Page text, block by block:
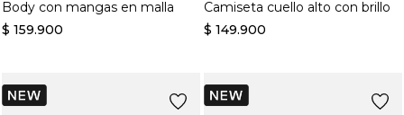
Body con mangas en malla
$ 159.900
Camiseta cuello alto con brillo
$ 149.900